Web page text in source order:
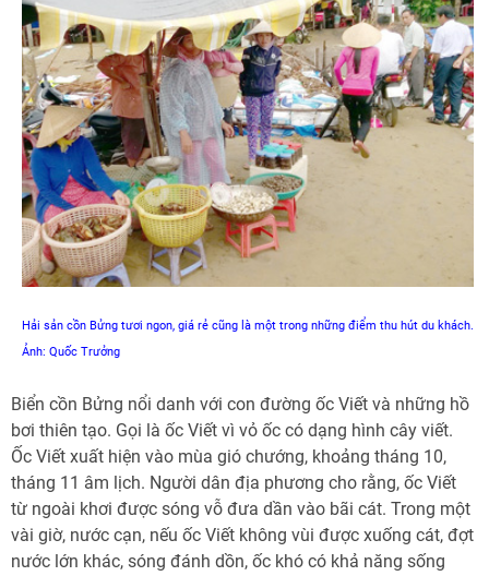
Hải sản cồn Bửng tươi ngon, giá rẻ cũng là một trong những điểm thu hút du khách.
Ảnh: Quốc Trưởng
Biển cồn Bửng nổi danh với con đường ốc Viết và những hồ
bơi thiên tạo. Gọi là ốc Viết vì vỏ ốc có dạng hình cây viết.
Ốc Viết xuất hiện vào mùa gió chướng, khoảng tháng 10,
tháng 11 âm lịch. Người dân địa phương cho rằng, ốc Viết
từ ngoài khơi được sóng vỗ đưa dần vào bãi cát. Trong một
vài giờ, nước cạn, nếu ốc Viết không vùi được xuống cát, đợt
nước lớn khác, sóng đánh dồn, ốc khó có khả năng sống